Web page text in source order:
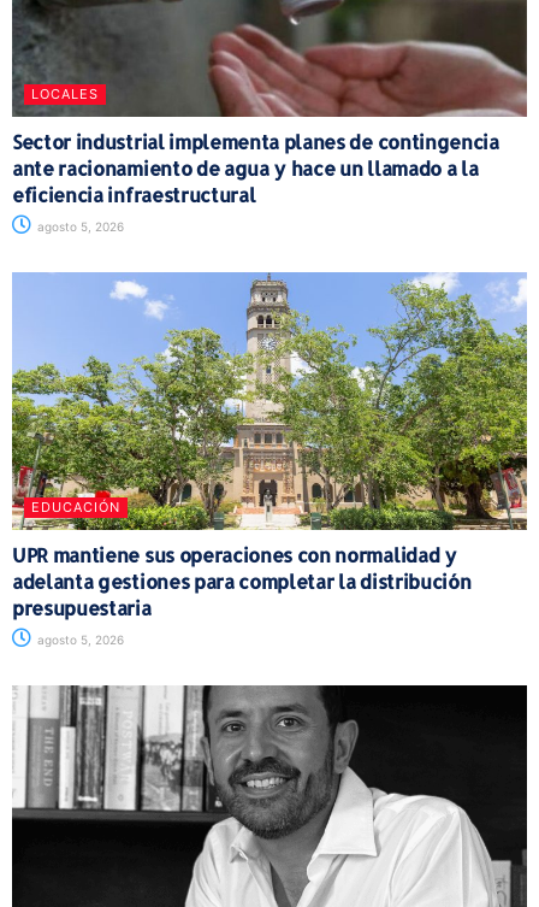
LOCALES
Sector industrial implementa planes de contingencia
ante racionamiento de agua y hace un llamado a la
eficiencia infraestructural
agosto 5, 2026
EDUCACIÓN
UPR mantiene sus operaciones con normalidad y
adelanta gestiones para completar la distribución
presupuestaria
agosto 5, 2026